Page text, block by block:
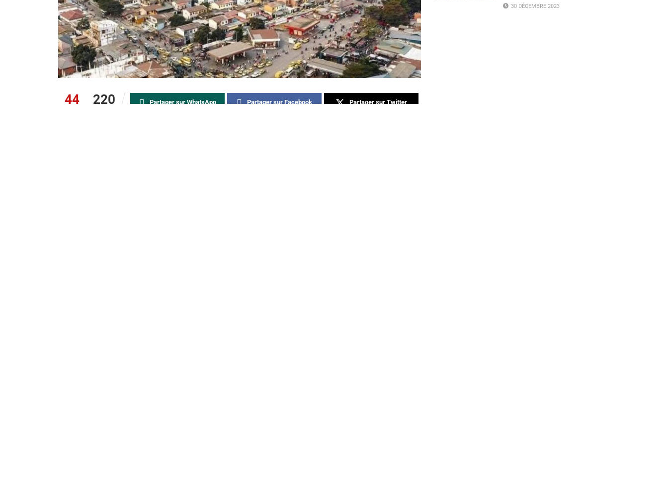
44 220 Partager sur WhatsApp Partager sur Facebook Partager sur Twitter
30 DÉCEMBRE 2023